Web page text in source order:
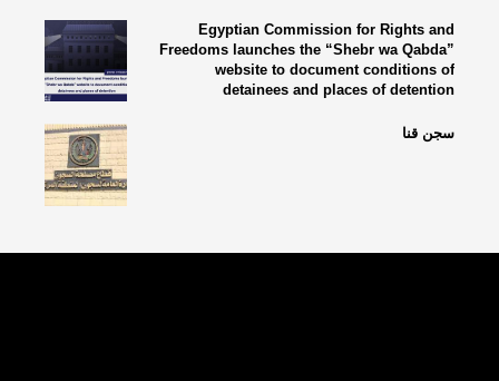
Egyptian Commission for Rights and
Freedoms launches the “Shebr wa Qabda”
website to document conditions of
detainees and places of detention
سجن قنا